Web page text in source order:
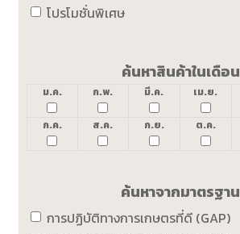
โปรโมชั่นพิเศษ
ค้นหาสินค้าในเดือน
ม.ค. ก.พ. มี.ค. เม.ย.
ก.ค. ส.ค. ก.ย. ต.ค.
ค้นหาจากมาตรฐาน
การปฏิบัติทางการเกษตรที่ดี (GAP)